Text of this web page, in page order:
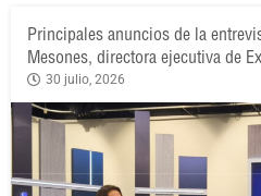
Principales anuncios de la
Mesones, directora ejecutiva de
30 julio, 2026